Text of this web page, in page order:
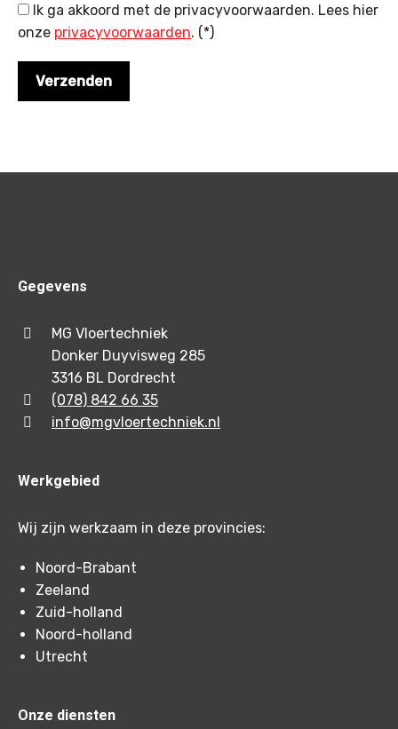
Ik ga akkoord met de privacyvoorwaarden. Lees hier
onze privacyvoorwaarden. (*)
Gegevens
MG Vloertechniek
Donker Duyvisweg 285
3316 BL Dordrecht
(078) 842 66 35
info@mgvloertechniek.nl
Werkgebied
Wij zijn werkzaam in deze provincies:
Noord-Brabant
Zeeland
Zuid-holland
Noord-holland
Utrecht
Onze diensten